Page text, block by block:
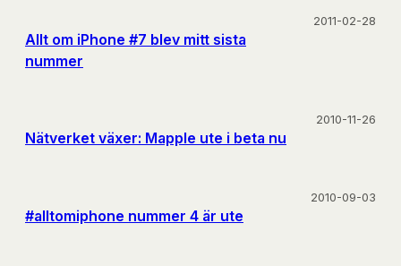
Allt om iPhone #7 blev mitt sista
nummer
2011-02-28
Nätverket växer: Mapple ute i beta nu
2010-11-26
#alltomiphone nummer 4 är ute
2010-09-03